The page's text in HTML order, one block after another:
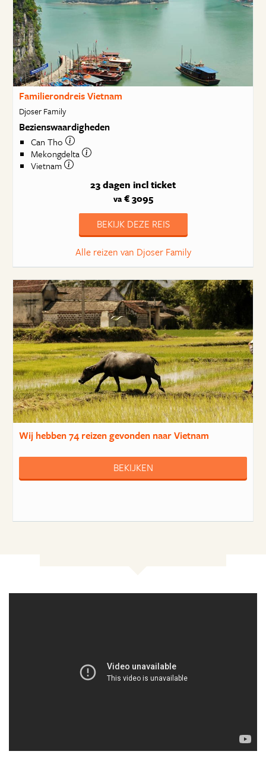
Familierondreis Vietnam
Djoser Family
Bezienswaardigheden
Can Tho
Mekongdelta
Vietnam
23 dagen incl ticket
va€ 3095
BEKIJK DEZE REIS
Alle reizen van Djoser Family
Wij hebben74 reizengevonden naar Vietnam
BEKIJKEN